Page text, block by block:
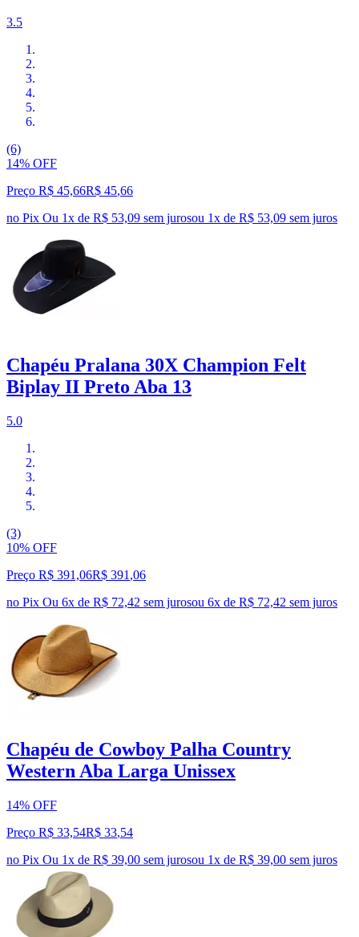
3.5
(6)
14% OFF
Preço R$ 45,66R$ 45,66
no Pix Ou 1x de R$ 53,09 sem jurosou 1x de R$ 53,09 sem juros
Chapéu Pralana 30X Champion Felt
Biplay II Preto Aba 13
5.0
(3)
10% OFF
Preço R$ 391,06R$ 391 ,06
no Pix Ou 6x de R$ 72,42 sem jurosou 6x de R$ 72,42 sem juros
Chapéu de Cowboy Palha Country
Western Aba Larga Unissex
14% OFF
Preço R$ 33,54R$ 33,54
no Pix Ou 1x de R$ 39,00 sem jurosou 1x de R$ 39,00 sem juros